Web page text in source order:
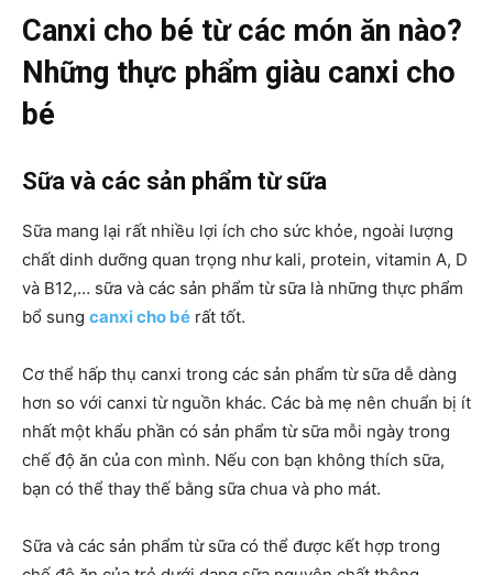
Canxi cho bé từ các món ăn nào?
Những thực phẩm giàu canxi cho
bé
Sữa và các sản phẩm từ sữa
Sữa mang lại rất nhiều lợi ích cho sức khỏe, ngoài lượng
chất dinh dưỡng quan trọng như kali, protein, vitamin A, D
và B12,… sữa và các sản phẩm từ sữa là những thực phẩm
bổ sung canxi cho bé rất tốt.
Cơ thể hấp thụ canxi trong các sản phẩm từ sữa dễ dàng
hơn so với canxi từ nguồn khác. Các bà mẹ nên chuẩn bị ít
nhất một khẩu phần có sản phẩm từ sữa mỗi ngày trong
chế độ ăn của con mình. Nếu con bạn không thích sữa,
bạn có thể thay thế bằng sữa chua và pho mát.
Sữa và các sản phẩm từ sữa có thể được kết hợp trong